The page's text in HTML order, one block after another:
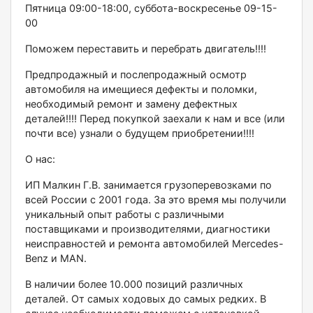
Пятница 09:00-18:00, суббота-воскресенье 09-15-
00
Поможем переставить и перебрать двигатель!!!!
Предпродажный и послепродажный осмотр
автомобиля на имещиеся дефекты и поломки,
необходимый ремонт и замену дефектных
деталей!!!! Перед покупкой заехали к нам и все (или
почти все) узнали о будущем приобретении!!!!
О нас:
ИП Малкин Г.В. занимается грузоперевозками по
всей России с 2001 года. За это время мы получили
уникальный опыт работы с различными
поставщиками и производителями, диагностики
неисправностей и ремонта автомобилей Меrсеdеs-
Веnz и МАN.
В наличии более 10.000 позиций различных
деталей. От самых ходовых до самых редких. В